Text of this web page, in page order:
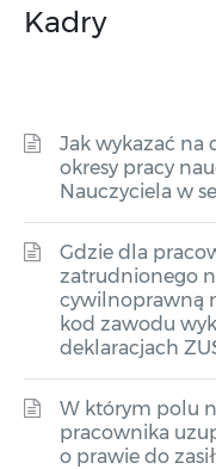
Kadry
Jak wykazać na
okresy pracy
Nauczyciela w
Gdzie dla
zatrudnionego
cywilnoprawną
kod zawodu
deklaracjach
W którym polu
pracownika
o prawie do